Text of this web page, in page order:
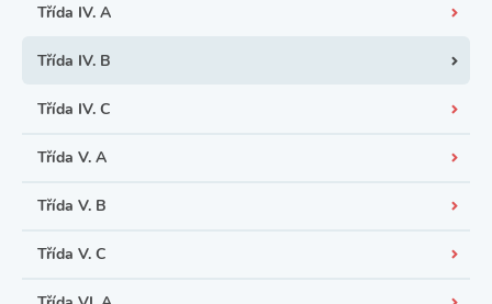
Třída IV. A
Třída IV. B
Třída IV. C
Třída V. A
Třída V. B
Třída V. C